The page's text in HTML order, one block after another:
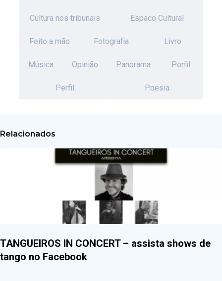
Cultura nos tribunais Espaco Cultural
Feito a mão Fotografia Livro
Música Opinião Panorama Perfil
Perfil Poesia
Relacionados
TANGUEIROS IN CONCERT – assista shows de
tango no Facebook